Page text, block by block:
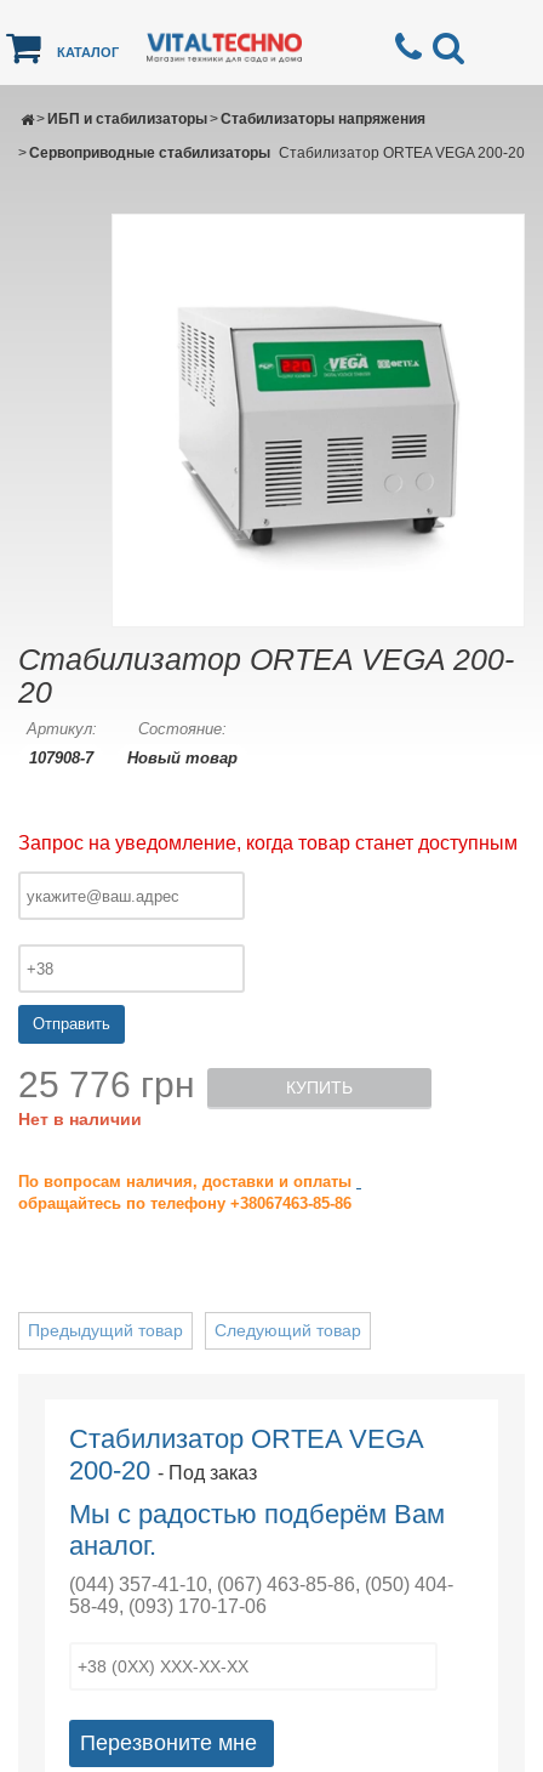
КАТАЛОГ
ИБП и стабилизаторы
> Стабилизаторы напряжения
>
Сервоприводные стабилизаторы
> Стабилизатор ORTEA VEGA 200-20
Стабилизатор ORTEA VEGA 200-
20
Артикул:
107908-7
Состояние:
Новый товар
Запрос на уведомление, когда товар станет доступным
Отправить
25 776 грн
Нет в наличии
КУПИТЬ
По вопросам наличия, доставки и оплаты
обращайтесь по телефону +38067463-85-86
Следующий товар
Предыдущий товар
Стабилизатор ORTEA VEGA
200-20 - Под заказ
Мы с радостью подберём Вам
аналог.
(044) 357-41-10, (067) 463-85-86, (050) 404-
58-49, (093) 170-17-06
Перезвоните мне